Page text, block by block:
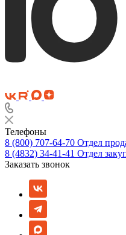
Телефоны
8 (800) 707-64-70 Отдел
8 (4832) 34-41-41 Отдел
Заказать звонок